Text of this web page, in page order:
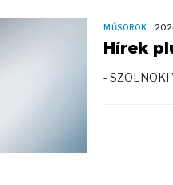
MŰSOROK
Hírek
- SZOLNOKI